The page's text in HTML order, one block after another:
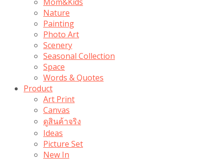
Nature
Painting
Photo Art
Scenery
Seasonal Collection
Space
Words & Quotes
Product
Art Print
Canvas
ดูสินค้าจริง
Ideas
Picture Set
New In